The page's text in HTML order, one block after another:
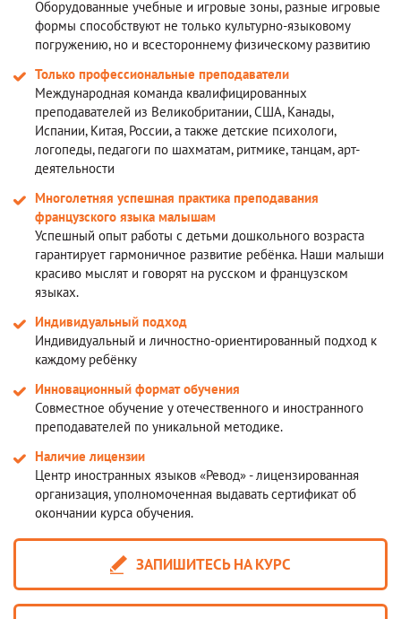
Оборудованные учебные и игровые зоны, разные игровые
формы способствуют не только культурно-языковому
погружению, но и всестороннему физическому развитию
Только профессиональные преподаватели
Международная команда квалифицированных
преподавателей из Великобритании, США, Канады,
Испании, Китая, России, а также детские психологи,
логопеды, педагоги по шахматам, ритмике, танцам, арт-
деятельности
Многолетняя успешная практика преподавания
французского языка малышам
Успешный опыт работы с детьми дошкольного возраста
гарантирует гармоничное развитие ребёнка. Наши малыши
красиво мыслят и говорят на русском и французском
языках.
Индивидуальный подход
Индивидуальный и личностно-ориентированный подход к
каждому ребёнку
Инновационный формат обучения
Совместное обучение у отечественного и иностранного
преподавателей по уникальной методике.
Наличие лицензии
Центр иностранных языков «Ревод» - лицензированная
организация, уполномоченная выдавать сертификат об
окончании курса обучения.
ЗАПИШИТЕСЬ НА КУРС